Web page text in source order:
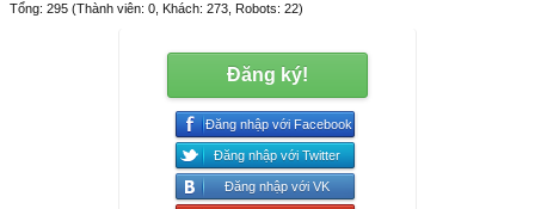
Tổng: 295 (Thành viên: 0, Khách: 273, Robots: 22)
Đăng ký!
Đăng nhập với Facebook
Đăng nhập với Twitter
Đăng nhập với VK